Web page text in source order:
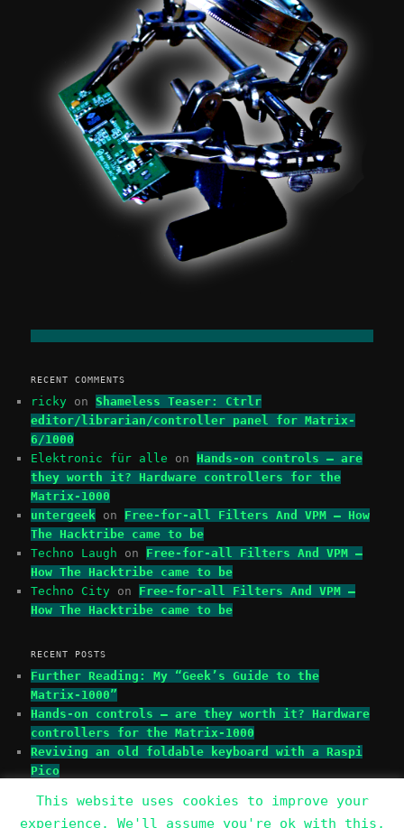
RECENT COMMENTS
ricky onShameless Teaser: Ctrlr
editor/librarian/controller panel for Matrix-
6/1000
Elektronic für alle on Hands-on controls – are
they worth it? Hardware controllers for the
Matrix-1000
untergeek on Free-for-all Filters And VPM – How
The Hacktribe came to be
Techno Laugh on Free-for-all Filters And VPM –
How The Hacktribe came to be
Techno City on Free-for-all Filters And VPM –
How The Hacktribe came to be
RECENT POSTS
Further Reading: My “Geek’s Guide to the
Matrix-1000”
Hands-on controls – are they worth it? Hardware
controllers for the Matrix-1000
Reviving an old foldable keyboard with a Raspi
Pico
This website uses cookies to improve your
experience. We'll assume you're ok with this,